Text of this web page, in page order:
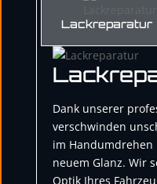
Lackreparatur
Dank unserer
verschwinden
im
neuem Glanz. Wir
Optik Ihres